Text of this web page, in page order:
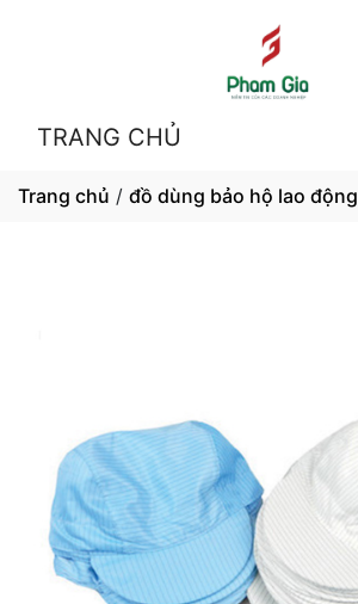
TRANG CHỦ
Trang chủ / đồ dùng bảo hộ lao động